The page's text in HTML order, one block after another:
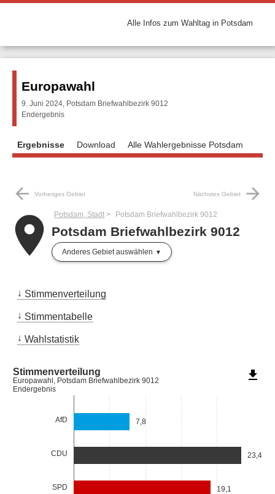
Alle Infos zum Wahltag in Potsdam
Europawahl
9. Juni 2024, Potsdam Briefwahlbezirk 9012
Endergebnis
Ergebnisse Download Alle Wahlergebnisse Potsdam
arrow_back Vorheriges Gebiet Nächstes Gebiet arrow_forward
placePotsdam, Stadt Potsdam Briefwahlbezirk 9012
Potsdam Briefwahlbezirk 9012
Anderes Gebiet auswählen
Stimmenverteilung
Stimmentabelle
Wahlstatistik
AfD
CDU
SPD
7,8
23,4
19,1
Stimmenverteilung
Europawahl, Potsdam Briefwahlbezirk 9012
Endergebnis
file_download